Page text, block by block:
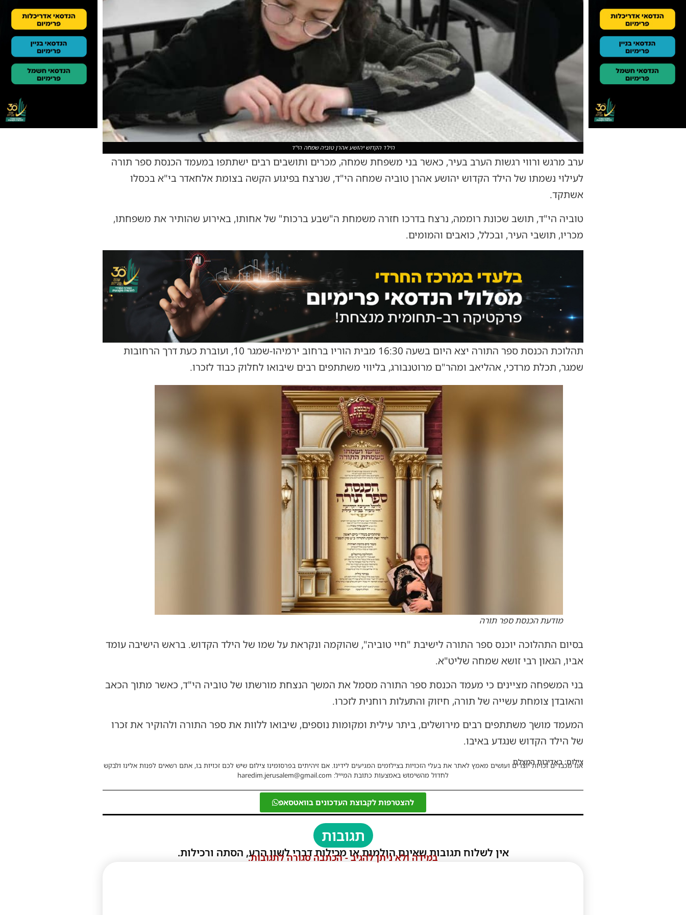
הילד הקדוש יהושע אהרן טוביה שמחה הי"ד
ערב מרגש ורווי רגשות הערב בעיר, כאשר בני משפחת שמחה, מכרים ותושבים רבים ישתתפו במעמד הכנסת ספר תורה
לעילוי נשמתו של הילד הקדוש יהושע אהרן טוביה שמחה הי"ד, שנרצח בפיגוע הקשה בצומת אלחאדר בי"א בכסלו
אשתקד.
טוביה הי"ד, תושב שכונת רוממה, נרצח בדרכו חזרה משמחת ה"שבע ברכות" של אחותו, באירוע שהותיר את משפחתו,
מכריו, תושבי העיר, ובכלל, כואבים והמומים.
תהלוכת הכנסת ספר התורה יצא היום בשעה 16:30 מבית הוריו ברחוב ירמיהו-שמגר 10, ועוברת כעת דרך הרחובות
שמגר, תכלת מרדכי, אהליאב ומהר"ם מרוטנבורג, בליווי משתתפים רבים שיבואו לחלוק כבוד לזכרו.
מודעת הכנסת ספר תורה
בסיום התהלוכה יוכנס ספר התורה לישיבת "חיי טוביה", שהוקמה ונקראת על שמו של הילד הקדוש. בראש הישיבה עומד
אביו, הגאון רבי זושא שמחה שליט"א.
בני המשפחה מציינים כי מעמד הכנסת ספר התורה מסמל את המשך הנצחת מורשתו של טוביה הי"ד, כאשר מתוך הכאב
והאובדן צומחת עשייה של תורה, חיזוק והתעלות רוחנית לזכרו.
המעמד מושך משתתפים רבים מירושלים, ביתר עילית ומקומות נוספים, שיבואו ללוות את ספר התורה ולהוקיר את זכרו
של הילד הקדוש שנגדע באיבו.
צילום: באדיבות המצלם
אנו מכבדים זכויות יוצרים ועושים מאמץ לאתר את בעלי הזכויות בצילומים המגיעים לידינו. אם זיהיתים בפרסומינו צילום שיש לכם זכויות בו, אתם רשאים לפנות אלינו ולבקש
לחדול מהשימוש באמצעות כתובת המייל: haredim.jerusalem@gmail.com
להצטרפות לקבוצת העדכונים בוואטסאפ
תגובות
אין לשלוח תגובות שאינם הולמות או מכילות דברי לשון הרע, הסתה ורכילות.
במידה ולא ניתן להגיב - הכתבה סגורה לתגובות.